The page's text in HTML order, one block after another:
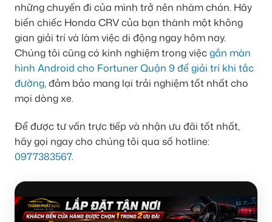
những chuyến đi của mình trở nên nhàm chán. Hãy
biến chiếc Honda CRV của bạn thành một không
gian giải trí và làm việc di động ngay hôm nay.
Chúng tôi cũng có kinh nghiệm trong việcgắn màn
hình Android cho Fortuner Quận 9 để giải trí khi tắc
đường, đảm bảo mang lại trải nghiệm tốt nhất cho
mọi dòng xe.
Để được tư vấn trực tiếp và nhận ưu đãi tốt nhất,
hãy gọi ngay cho chúng tôi qua số hotline:
0977383567.